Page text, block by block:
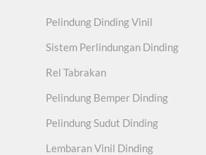
Pelindung Dinding Vinil
Sistem Perlindungan Dinding
Rel Tabrakan
Pelindung Bemper Dinding
Pelindung Sudut Dinding
Lembaran Vinil Dinding